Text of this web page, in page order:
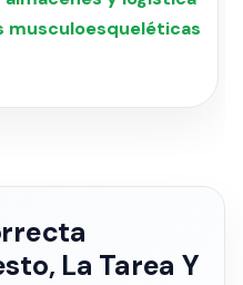
musculoesqueléticas
La Tarea Y